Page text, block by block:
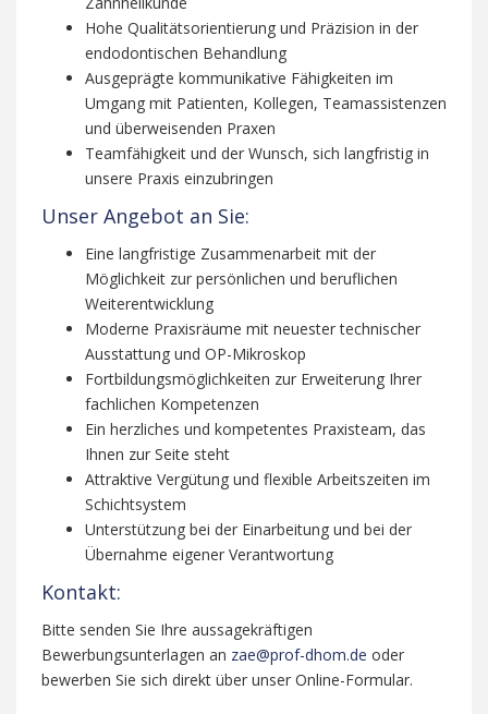
Hohe Qualitätsorientierung und Präzision in der
endodontischen Behandlung
Ausgeprägte kommunikative Fähigkeiten im
Umgang mit Patienten, Kollegen, Teamassistenzen
und überweisenden Praxen
Teamfähigkeit und der Wunsch, sich langfristig in
unsere Praxis einzubringen
Unser Angebot an Sie:
Eine langfristige Zusammenarbeit mit der
Möglichkeit zur persönlichen und beruflichen
Weiterentwicklung
Moderne Praxisräume mit neuester technischer
Ausstattung und OP-Mikroskop
Fortbildungsmöglichkeiten zur Erweiterung Ihrer
fachlichen Kompetenzen
Ein herzliches und kompetentes Praxisteam, das
Ihnen zur Seite steht
Attraktive Vergütung und flexible Arbeitszeiten im
Schichtsystem
Unterstützung bei der Einarbeitung und bei der
Übernahme eigener Verantwortung
Kontakt:
Bitte senden Sie Ihre aussagekräftigen
Bewerbungsunterlagen an zae@prof-dhom.de oder
bewerben Sie sich direkt über unser Online-Formular.